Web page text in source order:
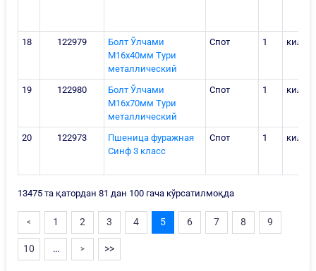
18 122979
Болт Ўлчами
М16х40мм Тури
металлический
Спот 1
19 122980
Болт Ўлчами
М16х70мм Тури
металлический
Спот 1
20 122973
Пшеница фуражная
Синф 3 класс
Спот 1
13475 та қатордан 81 дан 100 гача кўрсатилмоқда
< 1 2 3 4 5 6 7 8 9
10 … > >>